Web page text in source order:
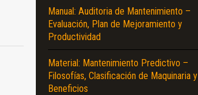
Manual: Auditoria de Mantenimiento –
Evaluación, Plan de Mejoramiento y
Productividad
Material: Mantenimiento Predictivo –
Filosofías, Clasificación de Maquinaria y
Beneficios